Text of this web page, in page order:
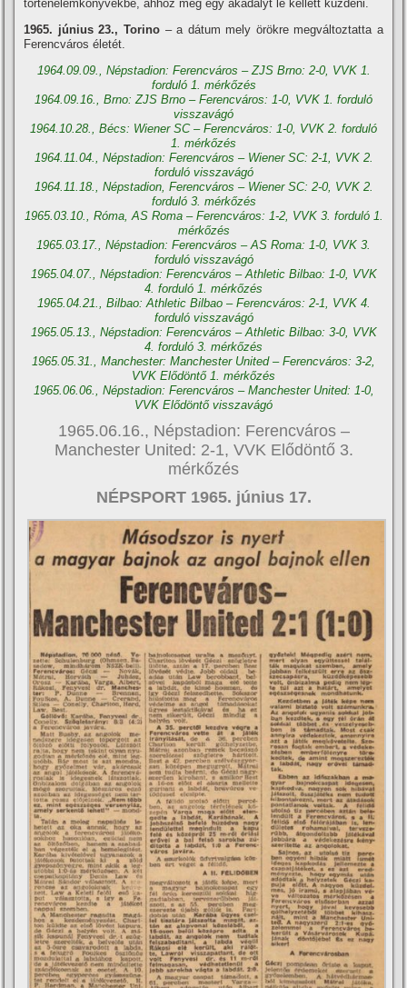
történelemkönyvekbe, ahhoz még egy akadályt le kellett küzdeni.
1965. június 23., Torino – a dátum mely örökre megváltoztatta a
Ferencváros életét.
1964.09.09., Népstadion: Ferencváros – ZJS Brno: 2-0, VVK 1.
forduló 1. mérkőzés
1964.09.16., Brno: ZJS Brno – Ferencváros: 1-0, VVK 1. forduló
visszavágó
1964.10.28., Bécs: Wiener SC – Ferencváros: 1-0, VVK 2. forduló
1. mérkőzés
1964.11.04., Népstadion: Ferencváros – Wiener SC: 2-1, VVK 2.
forduló visszavágó
1964.11.18., Népstadion, Ferencváros – Wiener SC: 2-0, VVK 2.
forduló 3. mérkőzés
1965.03.10., Róma, AS Roma – Ferencváros: 1-2, VVK 3. forduló 1.
mérkőzés
1965.03.17., Népstadion: Ferencváros – AS Roma: 1-0, VVK 3.
forduló visszavágó
1965.04.07., Népstadion: Ferencváros – Athletic Bilbao: 1-0, VVK
4. forduló 1. mérkőzés
1965.04.21., Bilbao: Athletic Bilbao – Ferencváros: 2-1, VVK 4.
forduló visszavágó
1965.05.13., Népstadion: Ferencváros – Athletic Bilbao: 3-0, VVK
4. forduló 3. mérkőzés
1965.05.31., Manchester: Manchester United – Ferencváros: 3-2,
VVK Elődöntő 1. mérkőzés
1965.06.06., Népstadion: Ferencváros – Manchester United: 1-0,
VVK Elődöntő visszavágó
1965.06.16., Népstadion: Ferencváros –
Manchester United: 2-1, VVK Elődöntő 3.
mérkőzés
NÉPSPORT 1965. június 17.